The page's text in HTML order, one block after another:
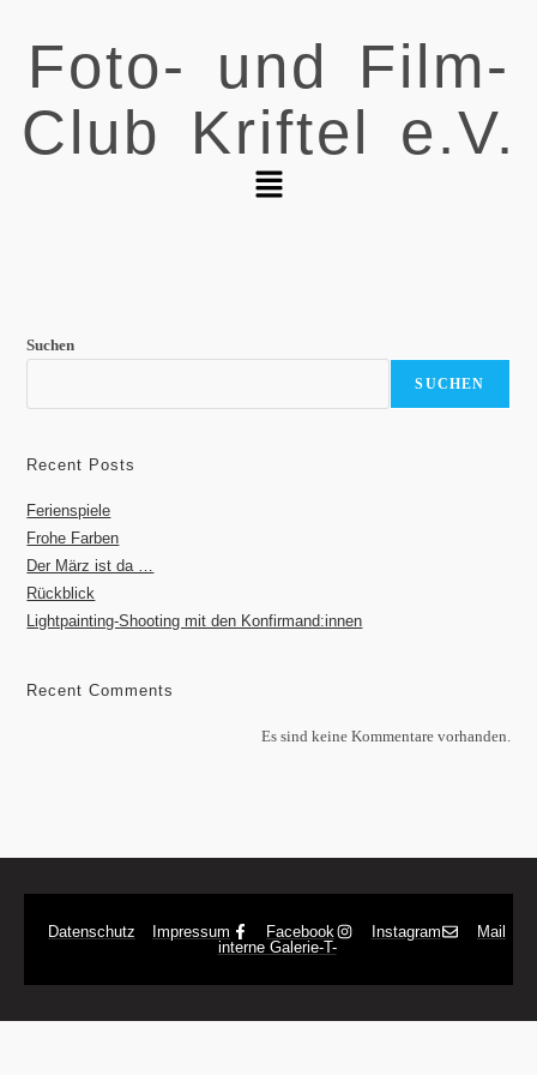
Foto- und Film-
Club Kriftel e.V.
Suchen
SUCHEN
Recent Posts
Ferienspiele
Frohe Farben
Der März ist da …
Rückblick
Lightpainting-Shooting mit den Konfirmand:innen
Recent Comments
Es sind keine Kommentare vorhanden.
Datenschutz Impressum Facebook Instagram
Mail
interne Galerie-T-